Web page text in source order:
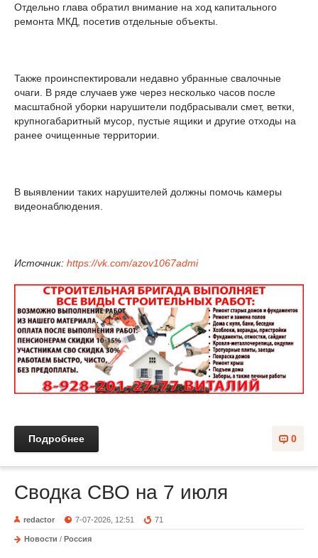
Отдельно глава обратил внимание на ход капитального
ремонта МКД, посетив отдельные объекты.
Также проинспектировали недавно убранные свалочные
очаги. В ряде случаев уже через несколько часов после
масштабной уборки нарушители подбрасывали смет, ветки,
крупногабаритный мусор, пустые ящики и другие отходы на
ранее очищенные территории.
В выявлении таких нарушителей должны помочь камеры
видеонаблюдения.
Источник: https://vk.com/azov1067admi
0
Подробнее
Сводка СВО на 7 июля
redactor 7-07-2026, 12:51 71
Новости / Россия